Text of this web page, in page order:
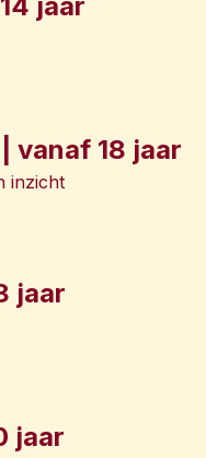
vanaf 18 jaar
inzicht
jaar
jaar